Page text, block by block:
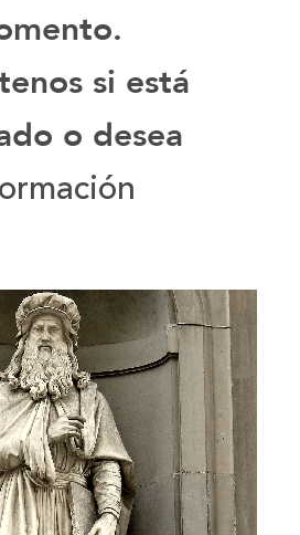
si está
o desea